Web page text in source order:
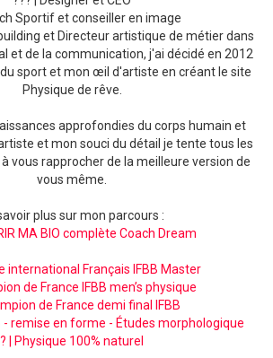
Sportif et conseiller en image
et Directeur artistique de métier dans
et de la communication, j'ai décidé en 2012
sport et mon œil d'artiste en créant le site
Physique de rêve.
approfondies du corps humain et
et mon souci du détail je tente tous les
vous rapprocher de la meilleure version de
vous même.
plus sur mon parcours :
MA BIO complète Coach Dream
international Français IFBB Master
de France IFBB men’s physique
de France demi final IFBB
remise en forme - Études morphologique
? | Physique 100% naturel